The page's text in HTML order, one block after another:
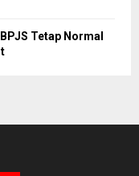
Tetap Normal